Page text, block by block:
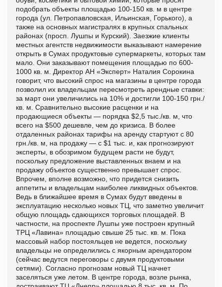
подобрать объекты площадью 100-150 кв. м в центре
города (ул. Петропавловская, Ильинская, Горького), а
также на основных магистралях в крупных спальных
районах (просп. Лушпы и Курский). Заезжие клиенты
местных агентств недвижимости выказывают намерение
открыть в Сумах продуктовые супермаркеты, которых там
мало. Они заказывают помещения площадью по 600-
1000 кв. м. Директор АН «Эксперт» Наталия Сорокина
говорит, что высокий спрос на магазины в центре города
позволил их владельцам пересмотреть арендные ставки:
за март они увеличились на 10% и достигли 100-150 грн./
кв. м. Сравнительно высокие расценки и на
продающиеся объекты — порядка $2,5 тыс./кв. м, что
всего на $500 дешевле, чем до кризиса. В более
отдаленных районах тарифы на аренду стартуют с 80
грн./кв. м, на продажу — с $1 тыс. и, как прогнозируют
эксперты, в обозримом будущем расти не будут,
поскольку предложение выставленных внаем и на
продажу объектов существенно превышает спрос.
Впрочем, вполне возможно, что придется снизить
аппетиты и владельцам наиболее ликвидных объектов.
Ведь в ближайшее время в Сумах будут введены в
эксплуатацию несколько новых ТЦ, что заметно увеличит
общую площадь сдающихся торговых площадей. В
частности, на проспекте Лушпы уже построен крупный
ТРЦ «Лавина» площадью свыше 25 тыс. кв. м. Пока
массовый набор постояльцев не ведется, поскольку
владельцы не определились с якорным арендатором
(сейчас ведутся переговоры с двумя продуктовыми
сетями). Согласно прогнозам новый ТЦ начнет
заселяться уже летом. В центре города, возле рынка,